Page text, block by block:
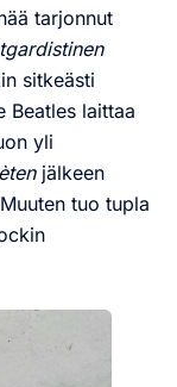
tarjonnut
sitkeästi
Beatles laittaa
yli
jälkeen
tuo tupla